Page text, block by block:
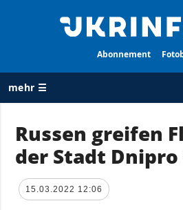
Abonnement
mehr ☰
ALLE
Krieg
Russen greifen
der Stadt Dnipro
15.03.2022 12:06